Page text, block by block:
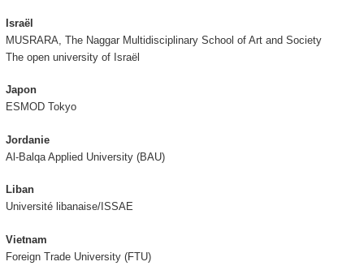
Israël
MUSRARA, The Naggar Multidisciplinary School of Art and Society
The open university of Israël
Japon
ESMOD Tokyo
Jordanie
Al-Balqa Applied University (BAU)
Liban
Université libanaise/ISSAE
Vietnam
Foreign Trade University (FTU)